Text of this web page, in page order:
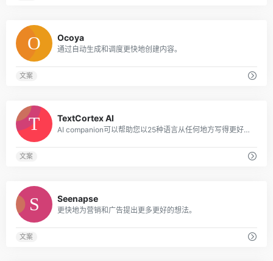
Ocoya
通过自动生成和调度更快地创建内容。
文案
TextCortex AI
AI companion可以帮助您以25种语言从任何地方写得更好，更快。
文案
Seenapse
更快地为营销和广告提出更多更好的想法。
文案